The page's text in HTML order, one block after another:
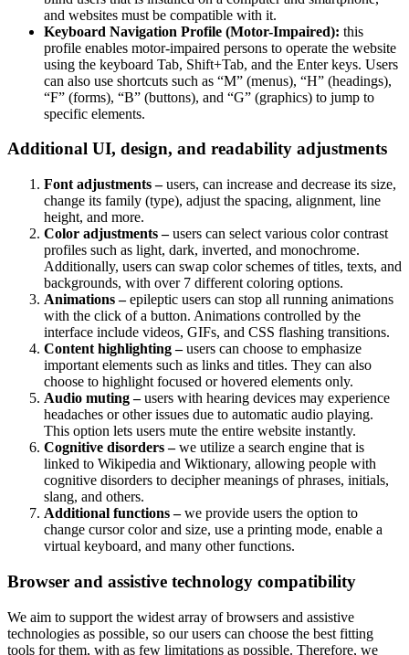
and websites must be compatible with it.
Keyboard Navigation Profile (Motor-Impaired): this
profile enables motor-impaired persons to operate the website
using the keyboard Tab, Shift+Tab, and the Enter keys. Users
can also use shortcuts such as “M” (menus), “H” (headings),
“F” (forms), “B” (buttons), and “G” (graphics) to jump to
specific elements.
Additional UI, design, and readability adjustments
Font adjustments –users, can increase and decrease its size,
change its family (type), adjust the spacing, alignment, line
height, and more.
Color adjustments –users can select various color contrast
profiles such as light, dark, inverted, and monochrome.
Additionally, users can swap color schemes of titles, texts, and
backgrounds, with over 7 different coloring options.
Animations –epileptic users can stop all running animations
with the click of a button. Animations controlled by the
interface include videos, GIFs, and CSS flashing transitions.
Content highlighting –users can choose to emphasize
important elements such as links and titles. They can also
choose to highlight focused or hovered elements only.
Audio muting –users with hearing devices may experience
headaches or other issues due to automatic audio playing.
This option lets users mute the entire website instantly.
Cognitive disorders –we utilize a search engine that is
linked to Wikipedia and Wiktionary, allowing people with
cognitive disorders to decipher meanings of phrases, initials,
slang, and others.
Additional functions –we provide users the option to
change cursor color and size, use a printing mode, enable a
virtual keyboard, and many other functions.
Browser and assistive technology compatibility
We aim to support the widest array of browsers and assistive
technologies as possible, so our users can choose the best fitting
tools for them, with as few limitations as possible. Therefore, we